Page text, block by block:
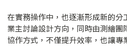
在實務操作中，也逐漸形成新的
業主討論設計方向，同時由測繪
協作方式，不僅提升效率，也讓專